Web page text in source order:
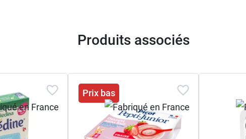
Produits associés
Prix bas